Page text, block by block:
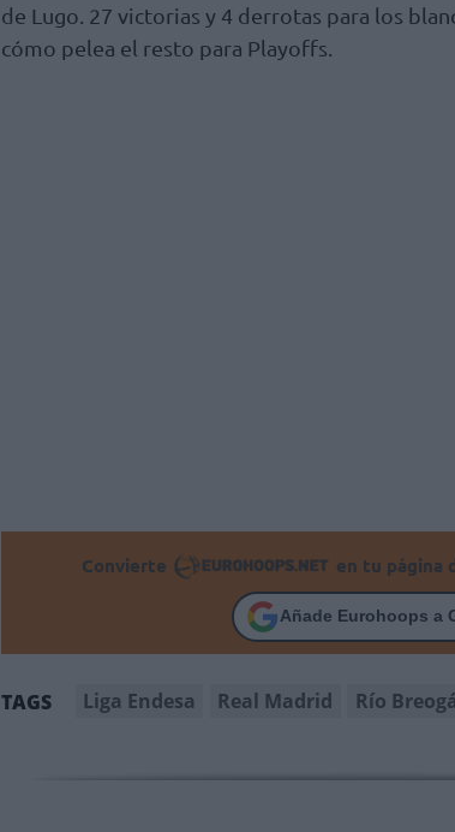
de Lugo. 27 victorias y 4 derrotas para los
cómo pelea el resto para Playoffs.
Convierte en tu página
Añade Eurohoops a
TAGS Liga Endesa Real Madrid Río